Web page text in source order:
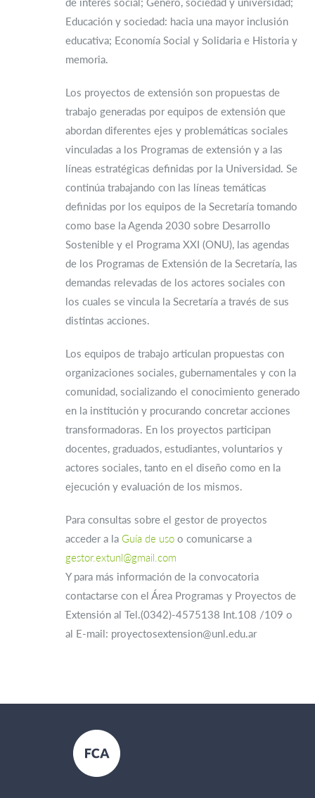
Educación y sociedad: hacia una mayor inclusión
educativa; Economía Social y Solidaria e Historia y
memoria.
Los proyectos de extensión son propuestas de
trabajo generadas por equipos de extensión que
abordan diferentes ejes y problemáticas sociales
vinculadas a los Programas de extensión y a las
líneas estratégicas definidas por la Universidad. Se
continúa trabajando con las líneas temáticas
definidas por los equipos de la Secretaría tomando
como base la Agenda 2030 sobre Desarrollo
Sostenible y el Programa XXI (ONU), las agendas
de los Programas de Extensión de la Secretaría, las
demandas relevadas de los actores sociales con
los cuales se vincula la Secretaría a través de sus
distintas acciones.
Los equipos de trabajo articulan propuestas con
organizaciones sociales, gubernamentales y con la
comunidad, socializando el conocimiento generado
en la institución y procurando concretar acciones
transformadoras. En los proyectos participan
docentes, graduados, estudiantes, voluntarios y
actores sociales, tanto en el diseño como en la
ejecución y evaluación de los mismos.
Para consultas sobre el gestor de proyectos
acceder a la Guía de uso o comunicarse a
gestor.extunl@gmail.com
Y para más información de la convocatoria
contactarse con el Área Programas y Proyectos de
Extensión al Tel.(0342)-4575138 Int.108 /109 o
al E-mail: proyectosextension@unl.edu.ar